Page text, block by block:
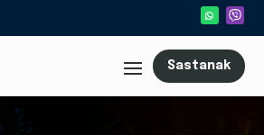
Sastanak